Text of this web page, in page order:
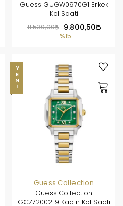
Guess GUGW0970G1 Erkek
Kol Saati
11.530,00
9.800,50
%15
YENI
Guess Collection
Guess Collection
GCZ72002L9 Kadın Kol Saati